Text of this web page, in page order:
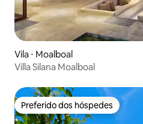
Vila ⋅ Moalboal
Villa Silana Moalboal
Preferido dos hóspedes
Preferido dos hóspedes